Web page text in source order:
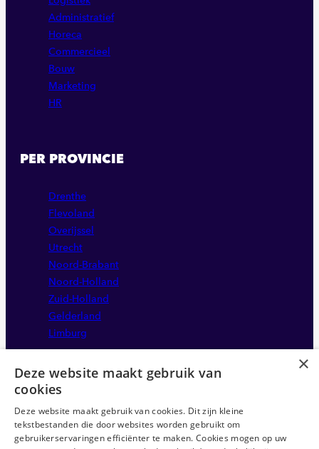
Administratief
Horeca
Commercieel
Bouw
Marketing
HR
PER PROVINCIE
Drenthe
Flevoland
Overijssel
Utrecht
Noord-Brabant
Noord-Holland
Zuid-Holland
Gelderland
Limburg
×
Deze website maakt gebruik van
cookies
Deze website maakt gebruik van cookies. Dit zijn kleine
tekstbestanden die door websites worden gebruikt om
gebruikerservaringen efficiënter te maken. Cookies mogen op uw